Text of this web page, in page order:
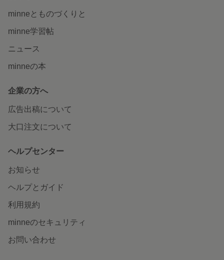
minneとものづくりと
minne学習帖
ニュース
minneの本
企業の方へ
広告出稿について
大口注文について
ヘルプセンター
お知らせ
ヘルプとガイド
利用規約
minneのセキュリティ
お問い合わせ